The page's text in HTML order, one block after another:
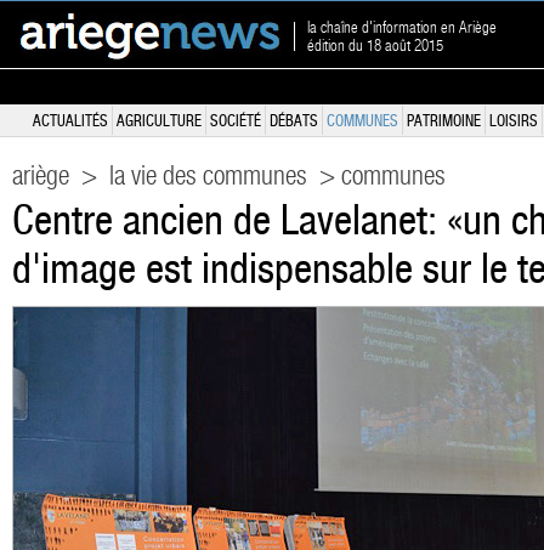
la chaîne d'information en Ariège
édition du 18 août 2015
ACTUALITÉS AGRICULTURE SOCIÉTÉ DÉBATS COMMUNES PATRIMOINE LOISIRS
ariège > la vie des communes > communes
Centre ancien de Lavelanet: «un
d'image est indispensable sur le